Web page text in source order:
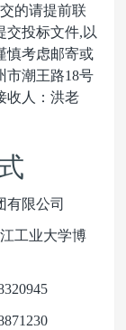
的请提前联
交投标文件,以
慎考虑邮寄或
市潮王路18号
收人：洪老
有限公司
工业大学博